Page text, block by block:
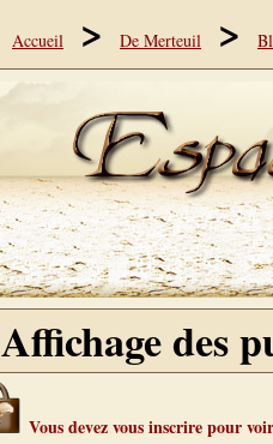
Accueil > De Merteuil >
Affichage des
Vous devez vous inscrire pour